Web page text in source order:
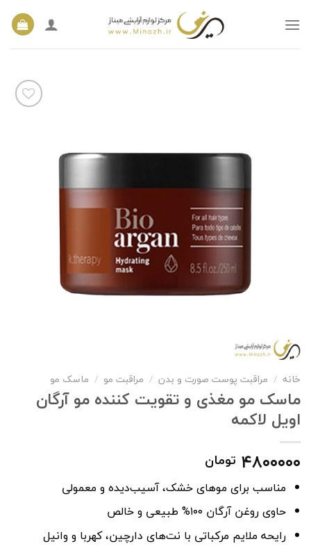
خانه / مراقبت پوست صورت و بدن / مراقبت مو / ماسک مو
ماسک مو مغذی و تقویت کننده مو آرگان
اویل لاکمه
۴۸۰۰۰۰۰ تومان
مناسب برای موهای خشک، آسیب‌دیده و معمولی
حاوی روغن آرگان ۱۰۰% طبیعی و خالص
رایحه ملایم مرکباتی با نت‌های دارچین، کهربا و وانیل